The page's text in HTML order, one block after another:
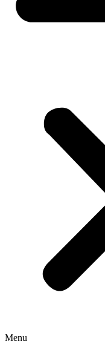
Menu